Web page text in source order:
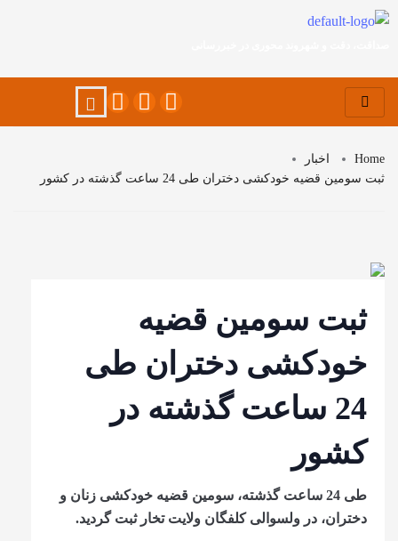
Home
اخبار
ثبت سومین قضیه خودکشی دختران طی 24 ساعت گذشته در کشور
ثبت سومین قضیه
خودکشی دختران طی
24 ساعت گذشته در
کشور
طی 24 ساعت گذشته، سومین قضیه خودکشی زنان و
دختران، در ولسوالی کلفگان ولایت تخار ثبت گردید.